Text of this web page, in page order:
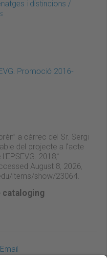
i distincions /
Promoció 2016-
a càrrec del Sr. Sergi
del projecte a l'acte
2018,”
August 8, 2026,
items/show/23064
cataloging
Email